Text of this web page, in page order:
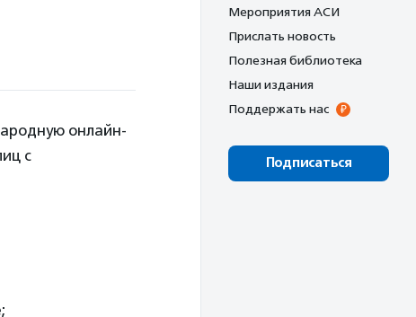
онлайн-
с
Мероприятия АСИ
Прислать новость
Полезная библиотека
Наши издания
Поддержать нас
Подписаться